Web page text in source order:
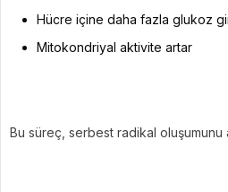
Hücre içine daha fazla glukoz
Mitokondriyal aktivite artar
Bu süreç, serbest radikal oluşumunu